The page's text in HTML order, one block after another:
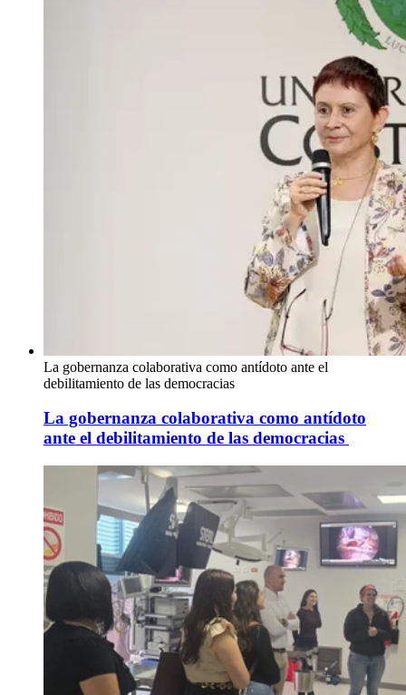
La gobernanza colaborativa como antídoto ante el
debilitamiento de las democracias
La gobernanza colaborativa como antídoto
ante el debilitamiento de las democracias